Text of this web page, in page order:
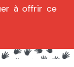
à offrir ce